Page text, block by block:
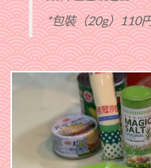
*包裝（20g）110